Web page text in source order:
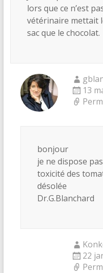
lors que ce n’est
vétérinaire mettait
sac que le chocolat.
13
bonjour
je ne dispose
toxicité des
désolée
Dr.G.Blanchard
22